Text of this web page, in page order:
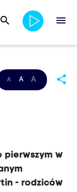
search menu
A A A share
pierwszym w
- rodziców